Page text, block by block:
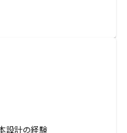
設計の経験